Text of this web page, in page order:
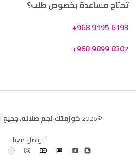
تحتاج مساعدة بخصوص طلب؟
+968 9195 6193
+968 9899 8307
©2026 كوزمتك نجم صلاله.
تواصل معنا: